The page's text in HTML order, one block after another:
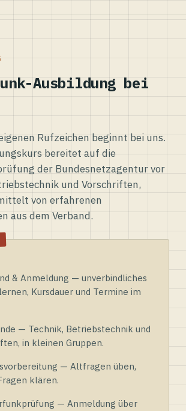
Ausbildung bei
Rufzeichen beginnt bei uns.
bereitet auf die
der Bundesnetzagentur vor
und Vorschriften,
von erfahrenen
aus dem Verband.
& Anmeldung — unverbindliches
Kursdauer und Termine im
— Technik, Betriebstechnik und
in kleinen Gruppen.
— Altfragen üben,
klären.
— Anmeldung über